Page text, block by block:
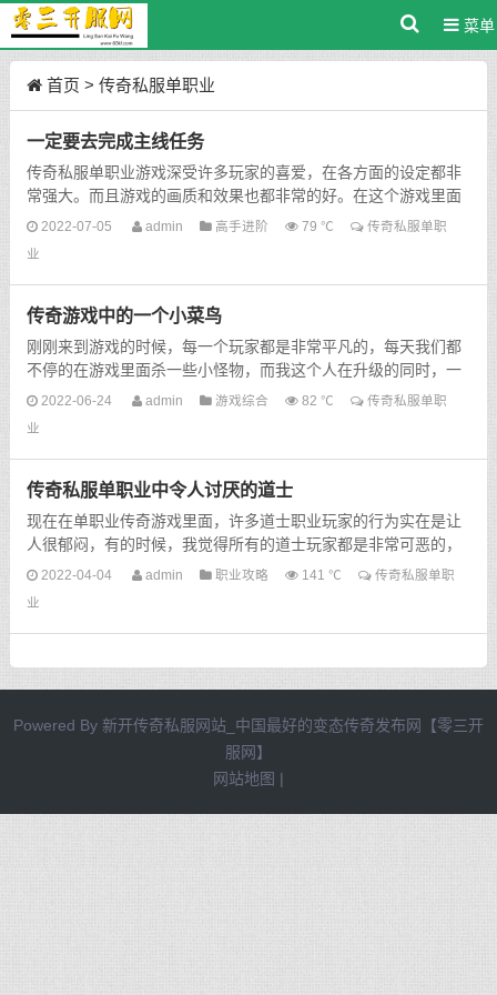
菜单
首页 > 传奇私服单职业
一定要去完成主线任务
传奇私服单职业游戏深受许多玩家的喜爱，在各方面的设定都非
常强大。而且游戏的画质和效果也都非常的好。在这个游戏里面
还有各种各样的任务，玩家可以一一的去做任务。比如...
2022-07-05 admin 高手进阶 79 ℃
传奇私服单职
业
传奇游戏中的一个小菜鸟
刚刚来到游戏的时候，每一个玩家都是非常平凡的，每天我们都
不停的在游戏里面杀一些小怪物，而我这个人在升级的同时，一
定要确保自己的安全，因为我认为安全永远都是第一位。我不...
2022-06-24 admin 游戏综合 82 ℃
传奇私服单职
业
传奇私服单职业中令人讨厌的道士
现在在单职业传奇游戏里面，许多道士职业玩家的行为实在是让
人很郁闷，有的时候，我觉得所有的道士玩家都是非常可恶的，
每次在关键的时候，可能你正在为即将到来的胜利取得成功而...
2022-04-04 admin 职业攻略 141 ℃
传奇私服单职
业
Powered By 新开传奇私服网站_中国最好的变态传奇发布网【零三开
服网】
网站地图 |